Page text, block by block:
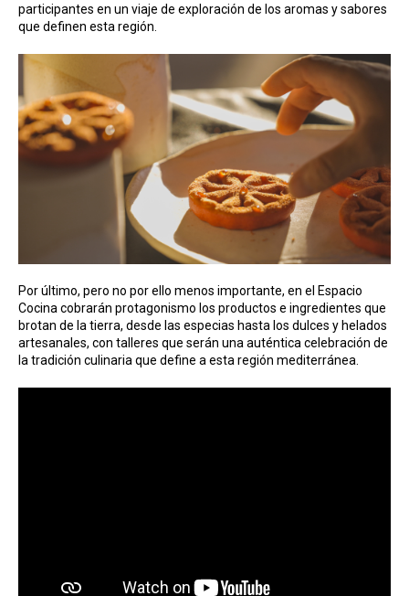
participantes en un viaje de exploración de los aromas y sabores
que definen esta región.
Por último, pero no por ello menos importante, en el Espacio
Cocina cobrarán protagonismo los productos e ingredientes que
brotan de la tierra, desde las especias hasta los dulces y helados
artesanales, con talleres que serán una auténtica celebración de
la tradición culinaria que define a esta región mediterránea.